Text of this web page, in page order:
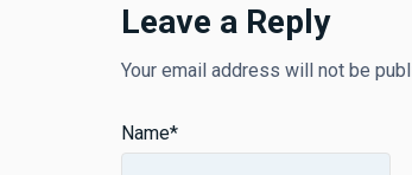
Leave a Reply
Your email address will not be
Name*